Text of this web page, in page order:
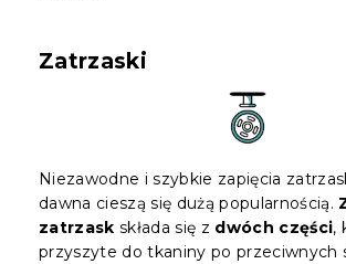
Zatrzaski
Niezawodne i szybkie zapięcia
dawna cieszą się dużą popularnością.
zatrzask składa się z dwóch części,
przyszyte do tkaniny po przeciwnych